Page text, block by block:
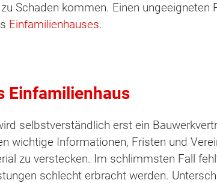
Schaden kommen. Einen ungeeigneten
Einfamilienhauses.
Einfamilienhaus
selbstverständlich erst ein
wichtige Informationen, Fristen und
zu verstecken. Im schlimmsten Fall
schlecht erbracht werden.